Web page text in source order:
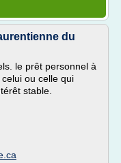
du
le prêt personnel à
ou celle qui
stable.